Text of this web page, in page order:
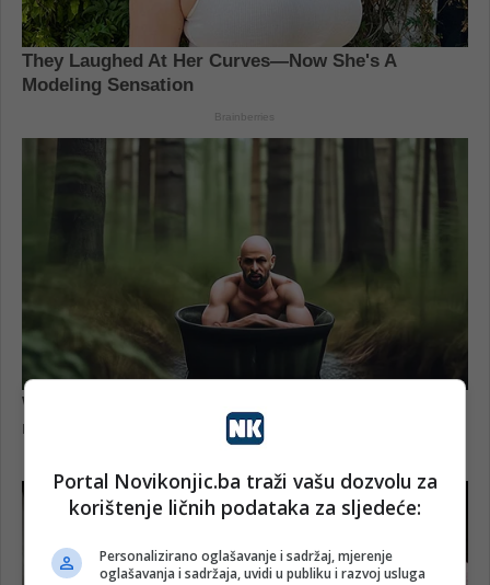
Portal Novikonjic.ba traži vašu dozvolu za
korištenje ličnih podataka za sljedeće:
Personalizirano oglašavanje i sadržaj, mjerenje
oglašavanja i sadržaja, uvidi u publiku i razvoj usluga